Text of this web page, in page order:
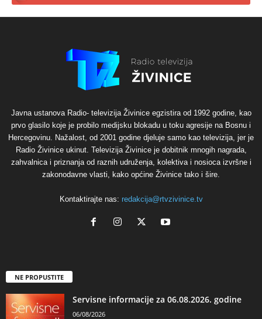
Javna ustanova Radio- televizija Živinice egzistira od 1992 godine, kao
prvo glasilo koje je probilo medijsku blokadu u toku agresije na Bosnu i
Hercegovinu. Nažalost, od 2001 godine djeluje samo kao televizija, jer je
Radio Živinice ukinut. Televizija Živinice je dobitnik mnogih nagrada,
zahvalnica i priznanja od raznih udruženja, kolektiva i nosioca izvršne i
zakonodavne vlasti, kako općine Živinice tako i šire.
Kontaktirajte nas: redakcija@rtvzivinice.tv
NE PROPUSTITE
Servisne informacije za 06.08.2026. godine
06/08/2026